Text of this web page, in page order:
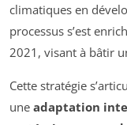
climatiques en
processus s’est
2021, visant à bâtir
Cette stratégie
une adaptation